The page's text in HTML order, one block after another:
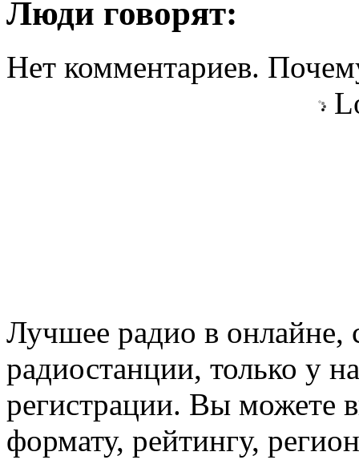
Люди говорят:
Нет комментариев.
Лучшее радио в онлайне,
радиостанции, только у
регистрации. Вы можете
формату, рейтингу,